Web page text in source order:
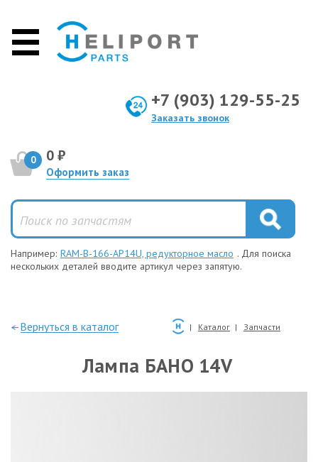
+7 (903) 129-55-25
Заказать звонок
0 0 ₽
Оформить заказ
Например: RAM-B-166-AP14U, редукторное масло . Для поиска
нескольких деталей вводите артикул через запятую.
—Вернуться в каталог Каталог Запчасти
Лампа БАНО 14V